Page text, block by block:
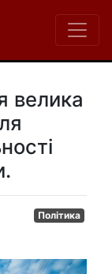
велика
Політика